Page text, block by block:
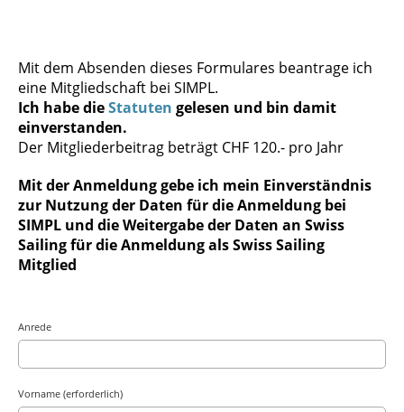
Mit dem Absenden dieses Formulares beantrage ich
eine Mitgliedschaft bei SIMPL.
Ich habe dieStatuten gelesen und bin damit
einverstanden.
Der Mitgliederbeitrag beträgt CHF 120.- pro Jahr
Mit der Anmeldung gebe ich mein Einverständnis
zur Nutzung der Daten für die Anmeldung bei
SIMPL und die Weitergabe der Daten an Swiss
Sailing für die Anmeldung als Swiss Sailing
Mitglied
Anrede
Vorname (erforderlich)